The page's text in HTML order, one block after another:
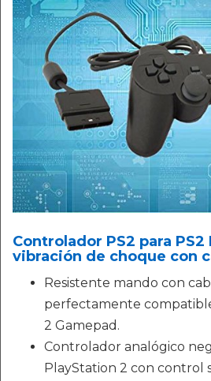
Controlador PS2 para
vibración de choque con
Resistente mando con
perfectamente
2 Gamepad.
Controlador analógico
PlayStation 2 con control